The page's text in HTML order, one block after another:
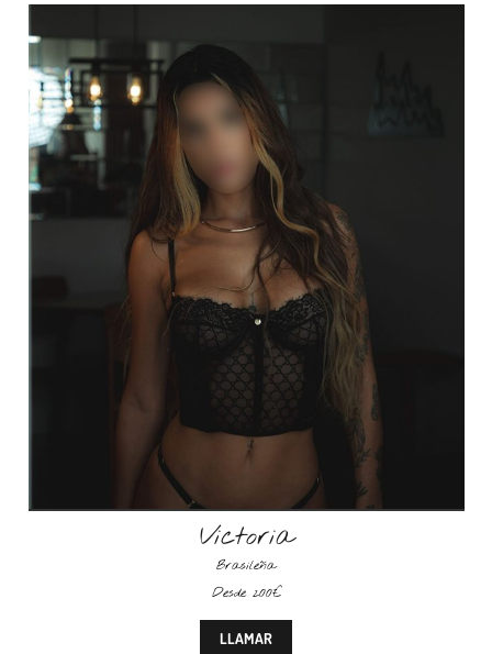
Victoria
Brasileña
Desde 200€
LLAMAR